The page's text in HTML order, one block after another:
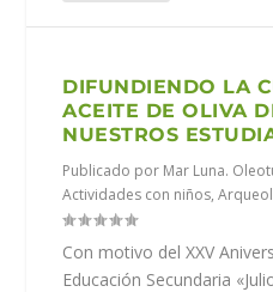
DIFUNDIENDO LA
ACEITE DE OLIVA
NUESTROS
Publicado por Mar Luna.
Actividades con niños,
Con motivo del XXV
Educación Secundaria